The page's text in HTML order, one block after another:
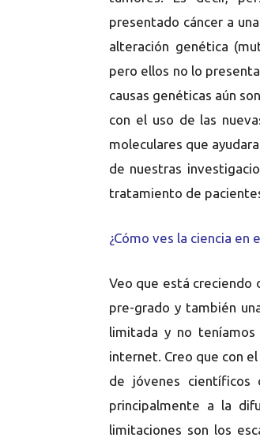
presentado cáncer a
alteración genética
pero ellos no lo
causas genéticas aún
con el uso de las
moleculares que
de nuestras
tratamiento de
¿Cómo ves la ciencia en
Veo que está creciendo
pre-grado y también
limitada y no
internet. Creo que con
de jóvenes científicos
principalmente a la
limitaciones son los